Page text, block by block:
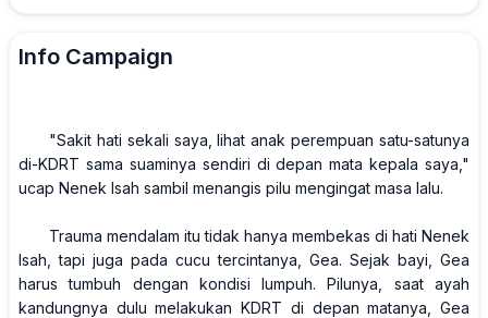
Info Campaign
"Sakit hati sekali saya, lihat anak perempuan satu-satunya
di-KDRT sama suaminya sendiri di depan mata kepala saya,"
ucap Nenek Isah sambil menangis pilu mengingat masa lalu.
Trauma mendalam itu tidak hanya membekas di hati Nenek
Isah, tapi juga pada cucu tercintanya, Gea. Sejak bayi, Gea
harus tumbuh dengan kondisi lumpuh. Pilunya, saat ayah
kandungnya dulu melakukan KDRT di depan matanya, Gea